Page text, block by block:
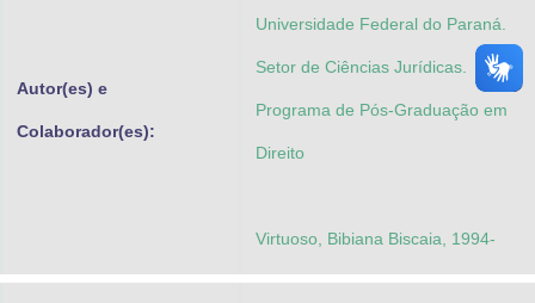
Autor(es) e
Colaborador(es):
Universidade Federal do Paraná.
Setor de Ciências Jurídicas.
Programa de Pós-Graduação em
Direito
Virtuoso, Bibiana Biscaia, 1994-